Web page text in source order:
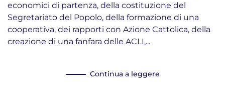
economici di partenza, della costituzione del
Segretariato del Popolo, della formazione di una
cooperativa, dei rapporti con Azione Cattolica, della
creazione di una fanfara delle ACLI,...
Continua a leggere